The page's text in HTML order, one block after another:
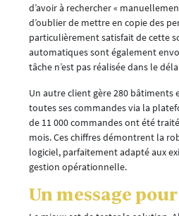
d’avoir à rechercher «
d’oublier de mettre en copie des
particulièrement satisfait de cette
automatiques sont également
tâche n’est pas réalisée dans le
Un autre client gère 280 bâtiments
toutes ses commandes via la
de 11 000 commandes ont été
mois. Ces chiffres démontrent la
logiciel, parfaitement adapté aux
gestion opérationnelle.
Un message